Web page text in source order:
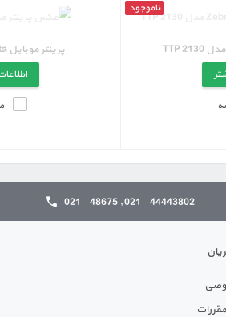
ناموجود
پرینتر موبایل Delta مدل ۳۸۰A
44443802 - 021 , 48675 - 021